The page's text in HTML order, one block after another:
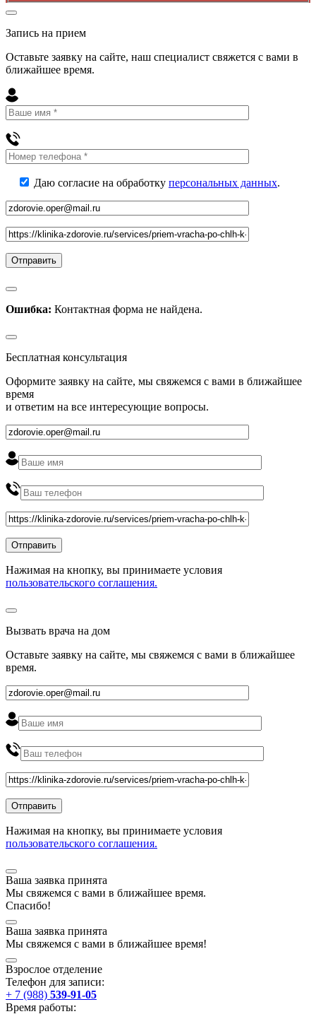
Запись на прием
Оставьте заявку на сайте, наш специалист свяжется с вами в
ближайшее время.
Даю согласие на обработку персональных данных.
Ошибка: Контактная форма не найдена.
Бесплатная консультация
Оформите заявку на сайте, мы свяжемся с вами в ближайшее
время
и ответим на все интересующие вопросы.
Нажимая на кнопку, вы принимаете условия
пользовательского соглашения.
Вызвать врача на дом
Оставьте заявку на сайте, мы свяжемся с вами в ближайшее
время.
Нажимая на кнопку, вы принимаете условия
пользовательского соглашения.
Ваша заявка принята
Мы свяжемся с вами в ближайшее время.
Спасибо!
Ваша заявка принята
Мы свяжемся с вами в ближайшее время!
Взрослое отделение
Телефон для записи:
+ 7 (988) 539-91-05
Время работы: